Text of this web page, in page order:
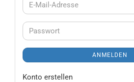
E-
Mail-
Passwort
ANMELDEN
Konto erstellen